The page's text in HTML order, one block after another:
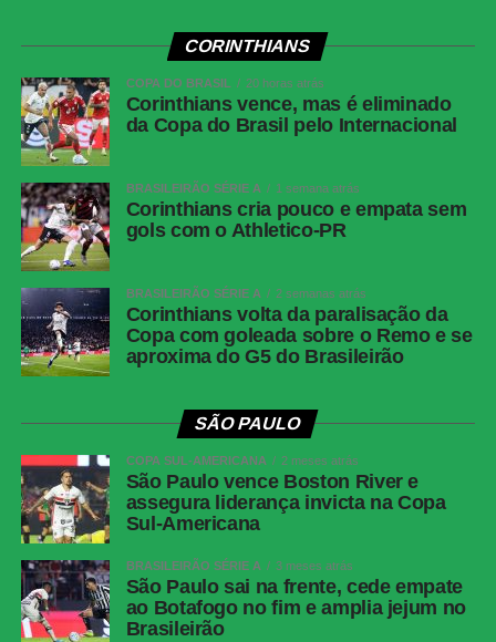
Dias; Gilberto, Jadson, Portilla e Claudinho
(Léo Derik); Leozinho (Dudu), Viveros (Rivaldo)
e Mendoza (João Cruz). Técnico: Odair
Hellmann.
COMENTE ABAIXO:
WhatsApp
Facebook
Twitter
Messenger
CORINTHIANS
COPA DO BRASIL 20 horas atrás
Corinthians vence, mas é eliminado
da Copa do Brasil pelo Internacional
BRASILEIRÃO SÉRIE A 1 semana atrás
Corinthians cria pouco e empata sem
gols com o Athletico-PR
BRASILEIRÃO SÉRIE A 2 semanas atrás
Corinthians volta da paralisação da
Copa com goleada sobre o Remo e se
aproxima do G5 do Brasileirão
SÃO PAULO
COPA SUL-AMERICANA 2 meses atrás
São Paulo vence Boston River e
assegura liderança invicta na Copa
Sul-Americana
BRASILEIRÃO SÉRIE A 3 meses atrás
São Paulo sai na frente, cede empate
ao Botafogo no fim e amplia jejum no
Brasileirão